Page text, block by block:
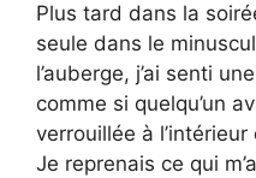
Plus tard dans la
seule dans le
l’auberge, j’ai senti
comme si quelqu’un
verrouillée à
Je reprenais ce qui